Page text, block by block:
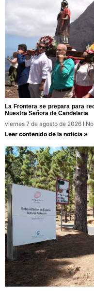
La Frontera se prepara para
Nuestra Señora de Candelaria
viernes 7 de agosto de 2026
Leer contenido de la noticia »